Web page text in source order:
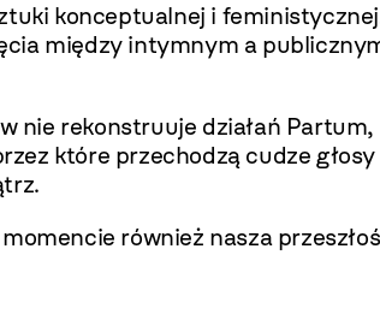
konceptualnej i
między intymnym a
nie rekonstruuje działań
które przechodzą cudze
również nasza